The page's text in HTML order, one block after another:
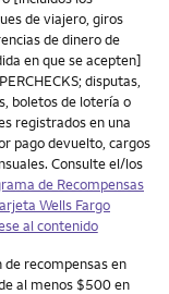
de viajero, giros
de dinero de
en que se acepten]
disputas,
boletos de lotería o
registrados en una
pago devuelto, cargos
Consulte el/los
de Recompensas
Wells Fargo
al contenido
recompensas en
al menos $500 en